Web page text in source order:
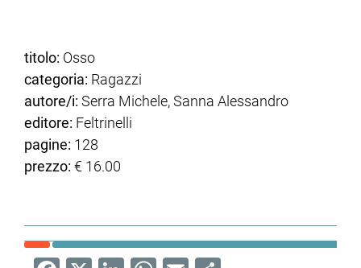
titolo: Osso
categoria: Ragazzi
autore/i: Serra Michele, Sanna Alessandro
editore: Feltrinelli
pagine: 128
prezzo: € 16.00